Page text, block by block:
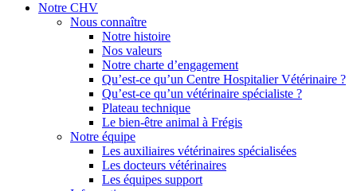
Notre CHV
Nous connaître
Notre histoire
Nos valeurs
Notre charte d’engagement
Qu’est-ce qu’un Centre Hospitalier Vétérinaire ?
Qu’est-ce qu’un vétérinaire spécialiste ?
Plateau technique
Le bien-être animal à Frégis
Notre équipe
Les auxiliaires vétérinaires spécialisées
Les docteurs vétérinaires
Les équipes support